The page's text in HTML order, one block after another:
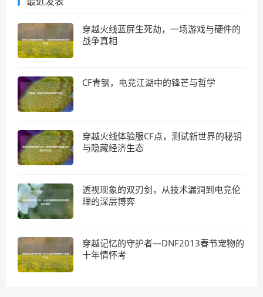
穿越火线蓝屏生死劫，一场游戏与硬件的
战争真相
CF青钢，电竞江湖中的锋芒与哲学
穿越火线体验服CF点，测试新世界的秘钥
与隐藏经济生态
透视现象的双刃剑，从技术漏洞到电竞伦
理的深层博弈
穿越记忆的守护者—DNF2013春节宠物的
十年情怀考